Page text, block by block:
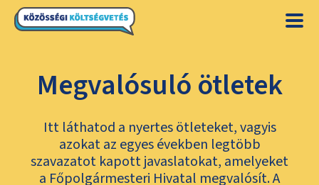
Megvalósuló ötletek
Itt láthatod a nyertes ötleteket, vagyis
azokat az egyes években legtöbb
szavazatot kapott javaslatokat, amelyeket
a Főpolgármesteri Hivatal megvalósít. A